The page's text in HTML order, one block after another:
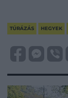
TÚRÁZÁS HEGYEK